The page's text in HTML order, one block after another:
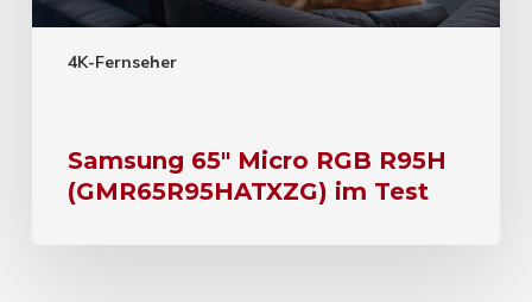
4K-Fernseher
Samsung 65″ Micro RGB R95H
(GMR65R95HATXZG) im Test